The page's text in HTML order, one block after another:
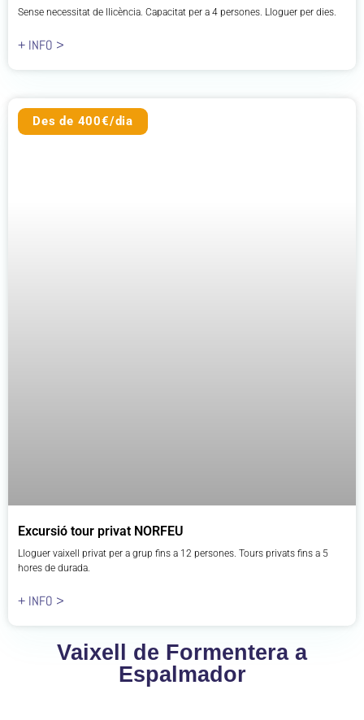
Sense necessitat de llicència. Capacitat per a 4 persones. Lloguer per dies.
+ INFO >
Des de 400€/dia
Excursió tour privat NORFEU
Lloguer vaixell privat per a grup fins a 12 persones. Tours privats fins a 5
hores de durada.
+ INFO >
Vaixell de Formentera a
Espalmador